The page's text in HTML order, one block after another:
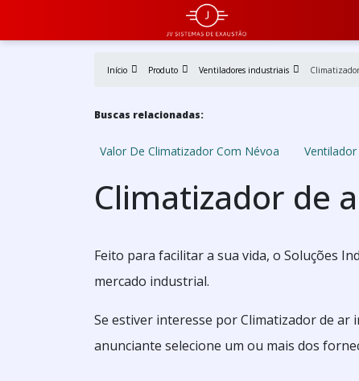
Início Produto Ventiladores industriais
Buscas relacionadas:
Valor De Climatizador Com Névoa
Climatizador de
Feito para facilitar a sua vida, o Soluções
mercado industrial.
Se estiver interesse por Climatizador de
anunciante selecione um ou mais dos